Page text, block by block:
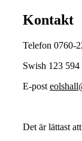
Kontakt
Telefon 0760-
Swish 123 594
E-post
Det är lättast